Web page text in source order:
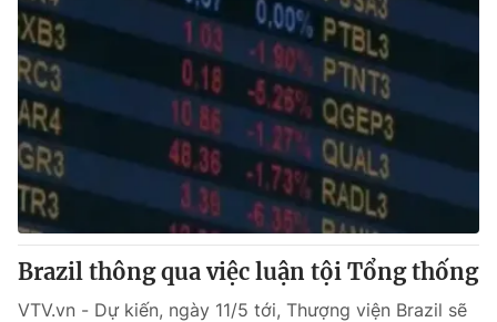
Brazil thông qua việc luận tội Tổng thống
VTV.vn - Dự kiến, ngày 11/5 tới, Thượng viện Brazil sẽ